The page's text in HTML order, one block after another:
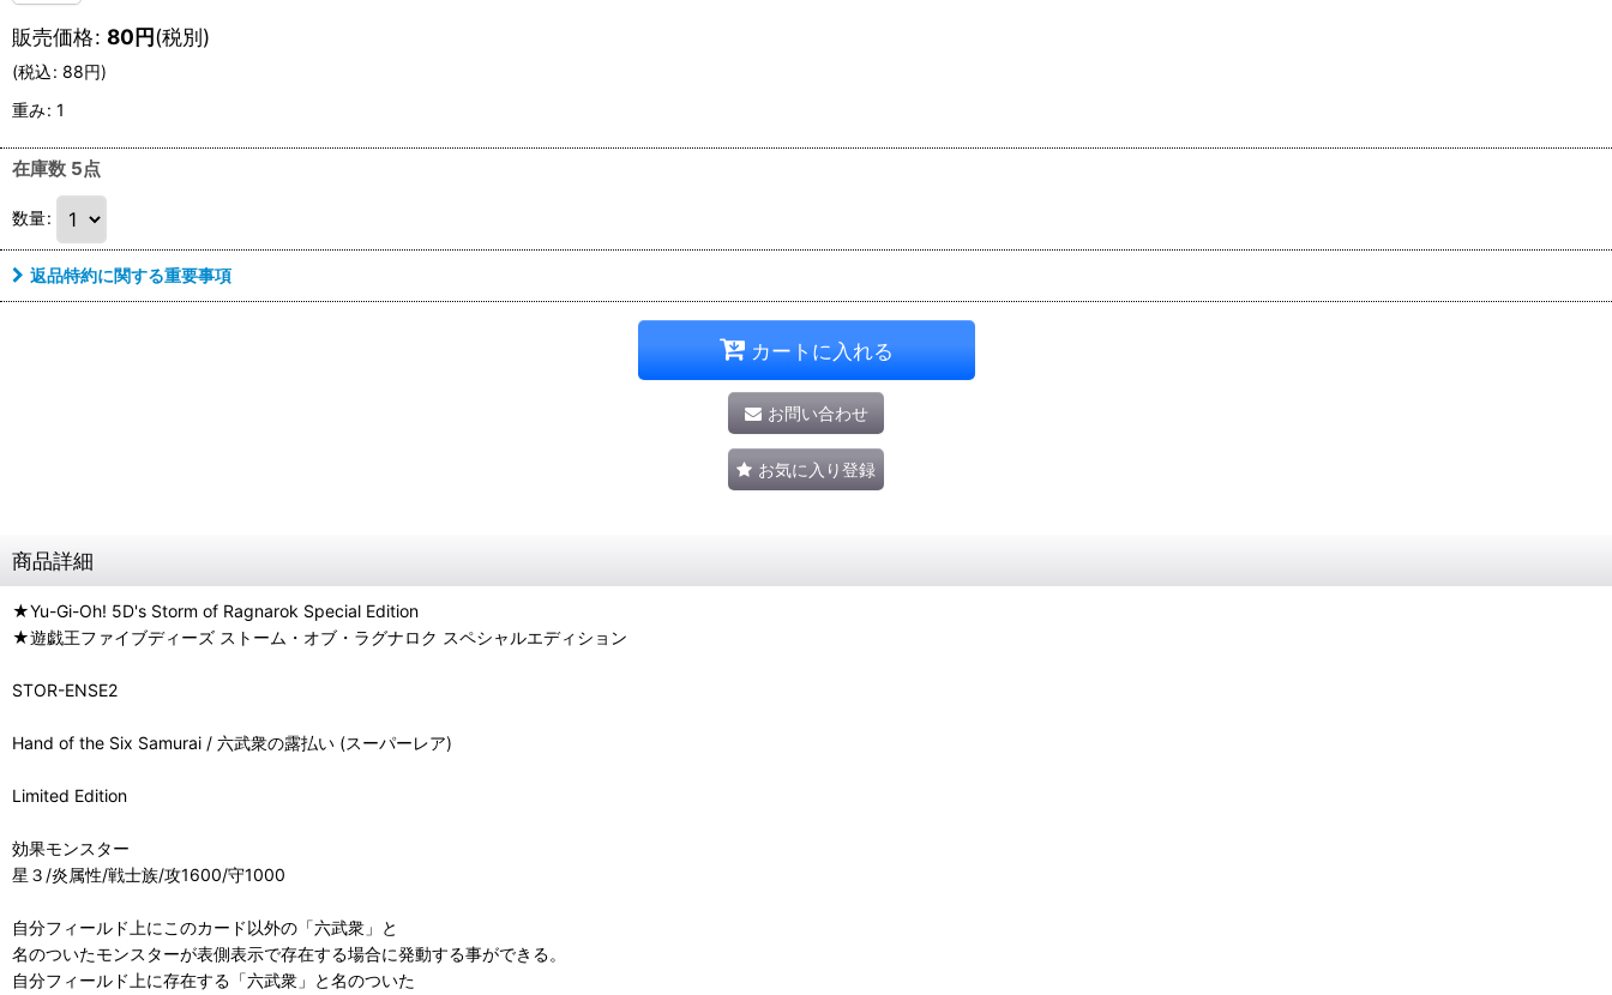
販売価格: 80円(税別)
(税込: 88円)
重み: 1
在庫数 5点
数量:
返品特約に関する重要事項
カートに入れる
お問い合わせ
お気に入り登録
商品詳細
★Yu-Gi-Oh! 5D's Storm of Ragnarok Special Edition
★遊戯王ファイブディーズ ストーム・オブ・ラグナロク スペシャルエディション
STOR-ENSE2
Hand of the Six Samurai / 六武衆の露払い (スーパーレア)
Limited Edition
効果モンスター
星３/炎属性/戦士族/攻1600/守1000
自分フィールド上にこのカード以外の「六武衆」と
名のついたモンスターが表側表示で存在する場合に発動する事ができる。
自分フィールド上に存在する「六武衆」と名のついた